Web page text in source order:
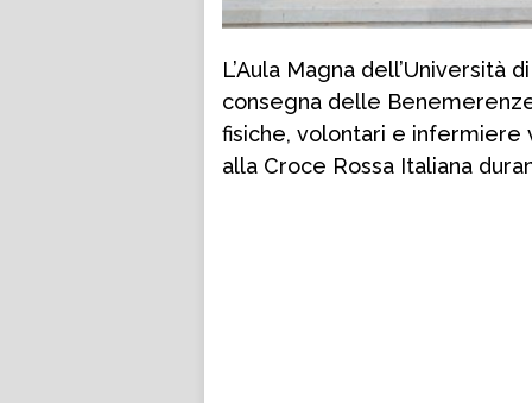
L’Aula Magna dell’Università
consegna delle
fisiche, volontari e infermiere
alla Croce Rossa Italiana